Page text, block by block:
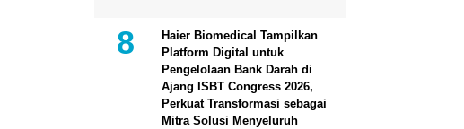
Haier Biomedical Tampilkan
Platform Digital untuk
Pengelolaan Bank Darah di
Ajang ISBT Congress 2026,
Perkuat Transformasi sebagai
Mitra Solusi Menyeluruh